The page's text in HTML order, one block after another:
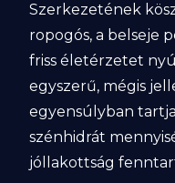
Szerkezetének
ropogós, a belseje
friss életérzetet
egyszerű, mégis
egyensúlyban
szénhidrát
jóllakottság